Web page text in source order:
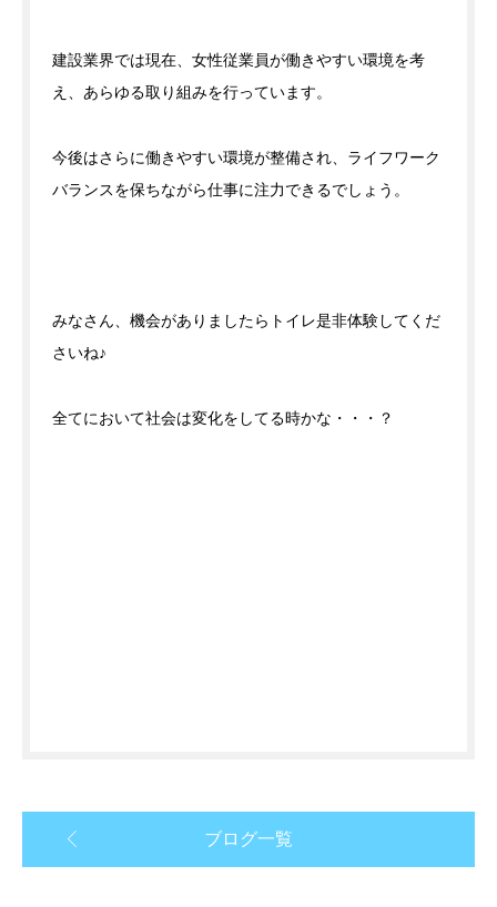
建設業界では現在、女性従業員が働きやすい環境を考
え、あらゆる取り組みを行っています。
今後はさらに働きやすい環境が整備され、ライフワーク
バランスを保ちながら仕事に注力できるでしょう。
みなさん、機会がありましたらトイレ是非体験してくだ
さいね♪
全てにおいて社会は変化をしてる時かな・・・？
ブログ一覧